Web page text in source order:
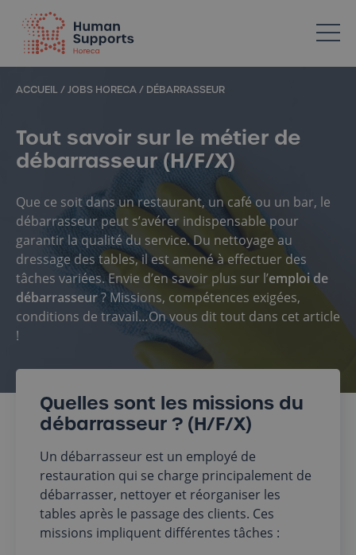
Votre spécialiste en ressources humaines dans l’Horeca
ACCUEIL /JOBS HORECA/ DÉBARRASSEUR
Tout savoir sur le métier de
débarrasseur (H/F/X)
Que ce soit dans un restaurant, un café ou un bar, le
débarrasseur peut s’avérer indispensable pour
garantir la qualité du service. Du nettoyage au
dressage des tables, il est amené à effectuer des
tâches variées. Envie d’en savoir plus sur l’emploi de
débarrasseur? Missions, compétences exigées,
conditions de travail…On vous dit tout dans cet article
!
Quelles sont les missions du
débarrasseur ? (H/F/X)
Un débarrasseur est un employé de
restauration qui se charge principalement de
débarrasser, nettoyer et réorganiser les
tables après le passage des clients. Ces
missions impliquent différentes tâches :